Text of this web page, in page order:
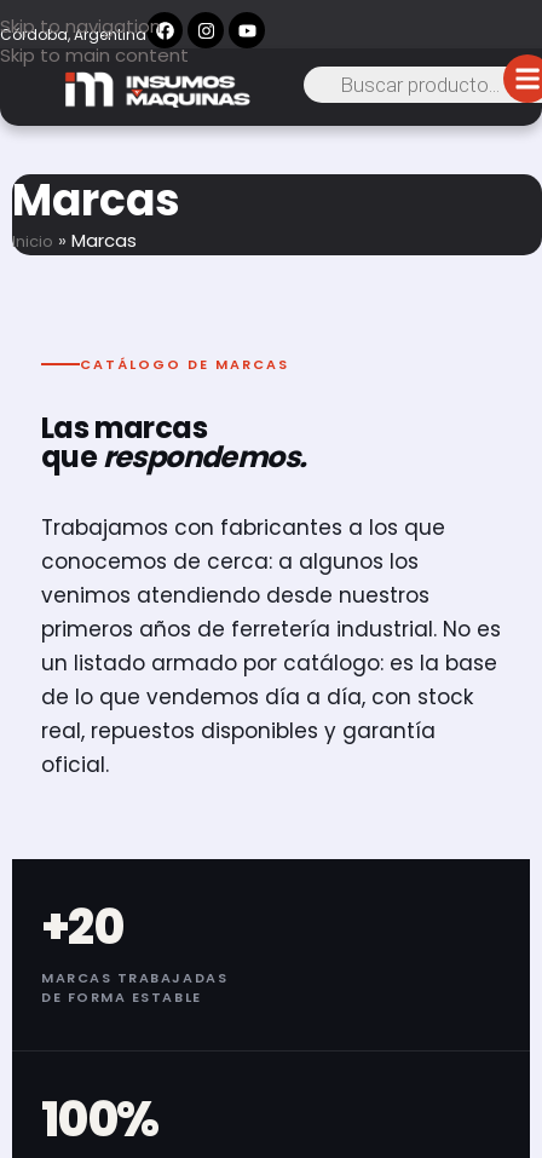
Skip to navigation
Skip to main content
Córdoba, Argentina
Marcas
Inicio » Marcas
CATÁLOGO DE MARCAS
Las marcas
querespondemos.
Trabajamos con fabricantes a los que
conocemos de cerca: a algunos los
venimos atendiendo desde nuestros
primeros años de ferretería industrial. No es
un listado armado por catálogo: es la base
de lo que vendemos día a día, con stock
real, repuestos disponibles y garantía
oficial.
+20
MARCAS TRABAJADAS
DE FORMA ESTABLE
100%